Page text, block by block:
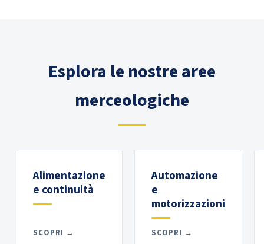
Esplora le nostre aree
merceologiche
Alimentazione
e continuità
SCOPRI →
Automazione
e
motorizzazioni
SCOPRI →